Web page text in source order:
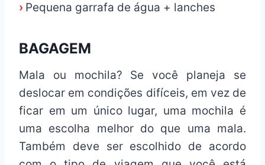
› Pequena garrafa de água + lanches
BAGAGEM
Mala ou mochila? Se você planeja se
deslocar em condições difíceis, em vez de
ficar em um único lugar, uma mochila é
uma escolha melhor do que uma mala.
Também deve ser escolhido de acordo